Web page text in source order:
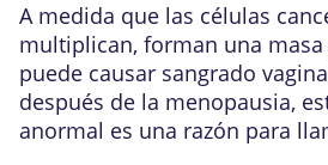
A medida que las células
multiplican, forman una
puede causar sangrado
después de la menopausia,
anormal es una razón para